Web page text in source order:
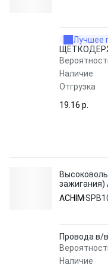
Лучшее
Наличие
Отгрузка
19.16 p.
зажигания)
ACHIM
Провода в/
Наличие